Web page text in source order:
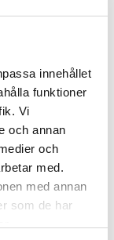
innehållet
funktioner
Vi
och annan
och
med.
med annan
som de har
&